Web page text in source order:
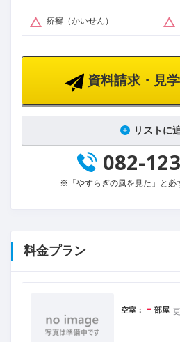
疥癬（かいせん）
資料請求・見
リストに
082-
※「やすらぎの風を見た」と必
料金プラン
空室： - 部屋